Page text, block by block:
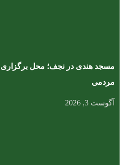
مسجد هندی در نجف؛ محل
مردمی
آگوست 3, 2026